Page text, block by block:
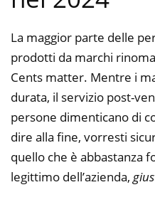
La maggior parte delle
prodotti da marchi
Cents matter. Mentre i
durata, il servizio post-
persone dimenticano di
dire alla fine, vorresti
quello che è abbastanza
legittimo dell’azienda,